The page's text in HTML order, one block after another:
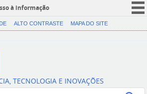
à informação
CORONAVÍRUS (COVID-19)
Canais
ALTO CONTRASTE MAPA DO SITE
TECNOLOGIA E INOVAÇÕES